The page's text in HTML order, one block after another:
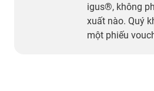
igus®, không
xuất nào. Quý
một phiếu